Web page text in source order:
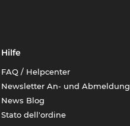
Hilfe
FAQ / Helpcenter
Newsletter An- und Abmeldung
News Blog
Stato dell'ordine